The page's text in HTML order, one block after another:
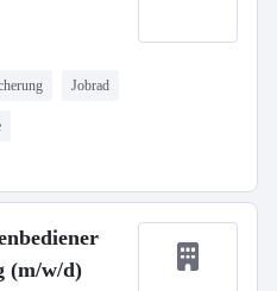
Jobrad
(m/w/d)